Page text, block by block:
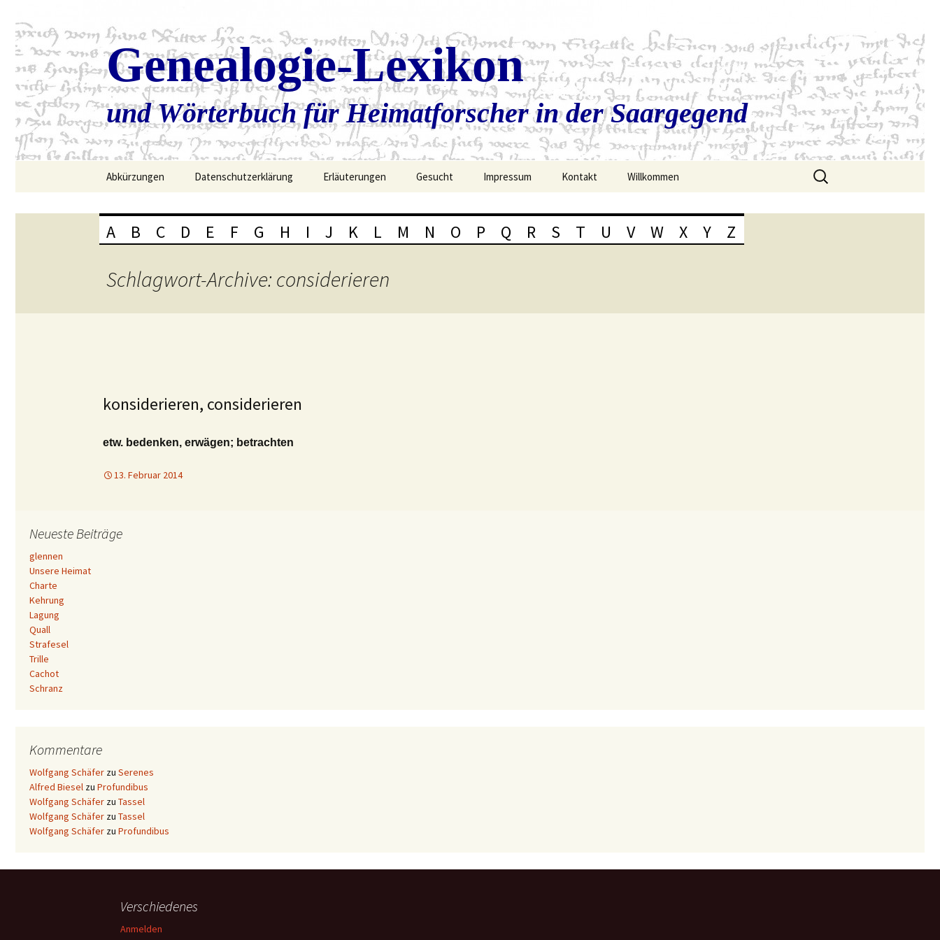
Genealogie-Lexikon
und Wörterbuch für Heimatforscher in der Saargegend
Abkürzungen Datenschutzerklärung Erläuterungen Gesucht Impressum Kontakt Willkommen
Suchen
nach:
A B C D E F G H I J K L M N O P Q R S T U V W X Y Z
Schlagwort-Archive: considerieren
konsiderieren, considerieren
etw. bedenken, erwägen; betrachten
13. Februar 2014
Neueste Beiträge
glennen
Unsere Heimat
Charte
Kehrung
Lagung
Quall
Strafesel
Trille
Cachot
Schranz
Kommentare
Wolfgang Schäfer zu Serenes
Alfred Biesel zu Profundibus
Wolfgang Schäfer zu Tassel
Wolfgang Schäfer zu Tassel
Wolfgang Schäfer zu Profundibus
Verschiedenes
Anmelden